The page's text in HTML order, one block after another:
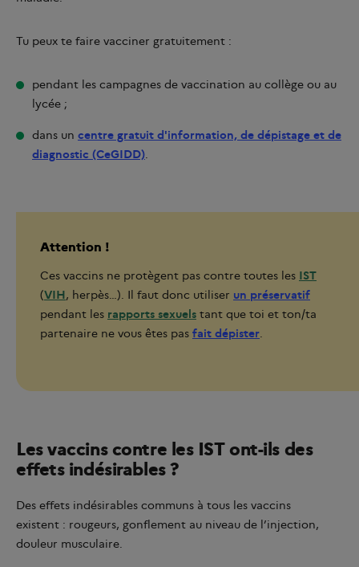
Tu peux te faire vacciner gratuitement :
pendant les campagnes de vaccination au collège ou au
lycée ;
dans un centre gratuit d'information, de dépistage et de
diagnostic (CeGIDD).
Attention !
Ces vaccins ne protègent pas contre toutes les IST
(VIH, herpès…). Il faut donc utiliser un préservatif
pendant les rapports sexuels tant que toi et ton/ta
partenaire ne vous êtes pas fait dépister.
Les vaccins contre les IST ont-ils des
effets indésirables ?
Des effets indésirables communs à tous les vaccins
existent : rougeurs, gonflement au niveau de l’injection,
douleur musculaire.